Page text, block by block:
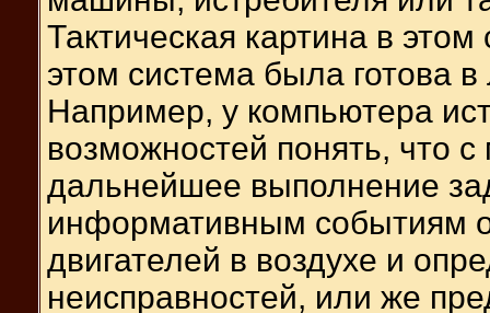
Тактическая картина в
этом система была готова
Например, у компьютера
возможностей понять, что
дальнейшее выполнение
информативным событиям
двигателей в воздухе и
неисправностей, или же